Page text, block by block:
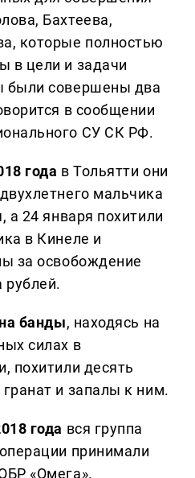
Бахтеева,
которые полностью
в цели и задачи
были совершены два
в сообщении
СУ СК РФ.
года в Тольятти они
мальчика
а 24 января похитили
в Кинеле и
за освобождение
рублей.
банды, находясь на
силах в
похитили десять
и запалы к ним.
года вся группа
принимали
«Омега».